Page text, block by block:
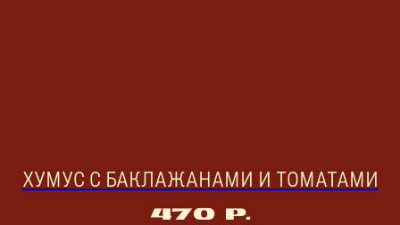
ХУМУС С БАКЛАЖАНАМИ И ТОМАТАМИ
470 р.